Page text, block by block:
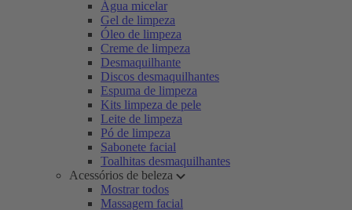
Água micelar
Gel de limpeza
Óleo de limpeza
Creme de limpeza
Desmaquilhante
Discos desmaquilhantes
Espuma de limpeza
Kits limpeza de pele
Leite de limpeza
Pó de limpeza
Sabonete facial
Toalhitas desmaquilhantes
Acessórios de beleza
Mostrar todos
Massagem facial